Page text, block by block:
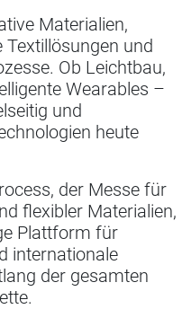
Materialien,
Textillösungen und
Ob Leichtbau,
Wearables –
und
heute
der Messe für
flexibler Materialien,
Plattform für
internationale
der gesamten